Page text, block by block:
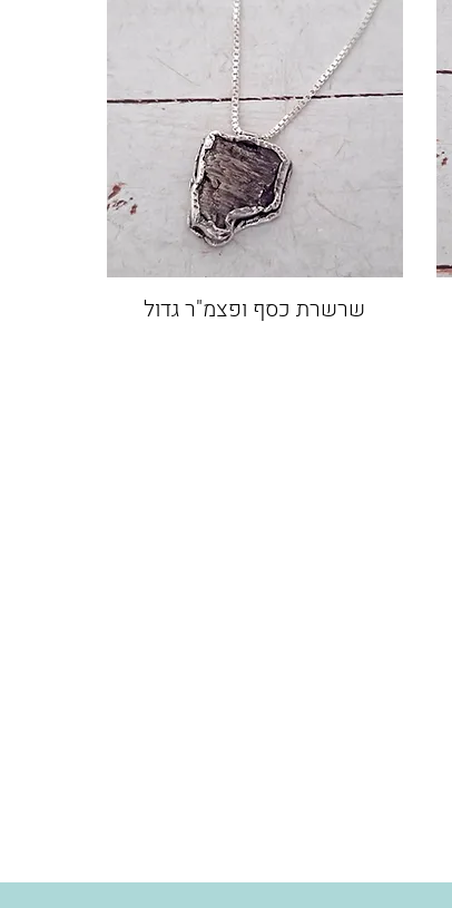
שרשרת כסף ופצמ"ר גדול